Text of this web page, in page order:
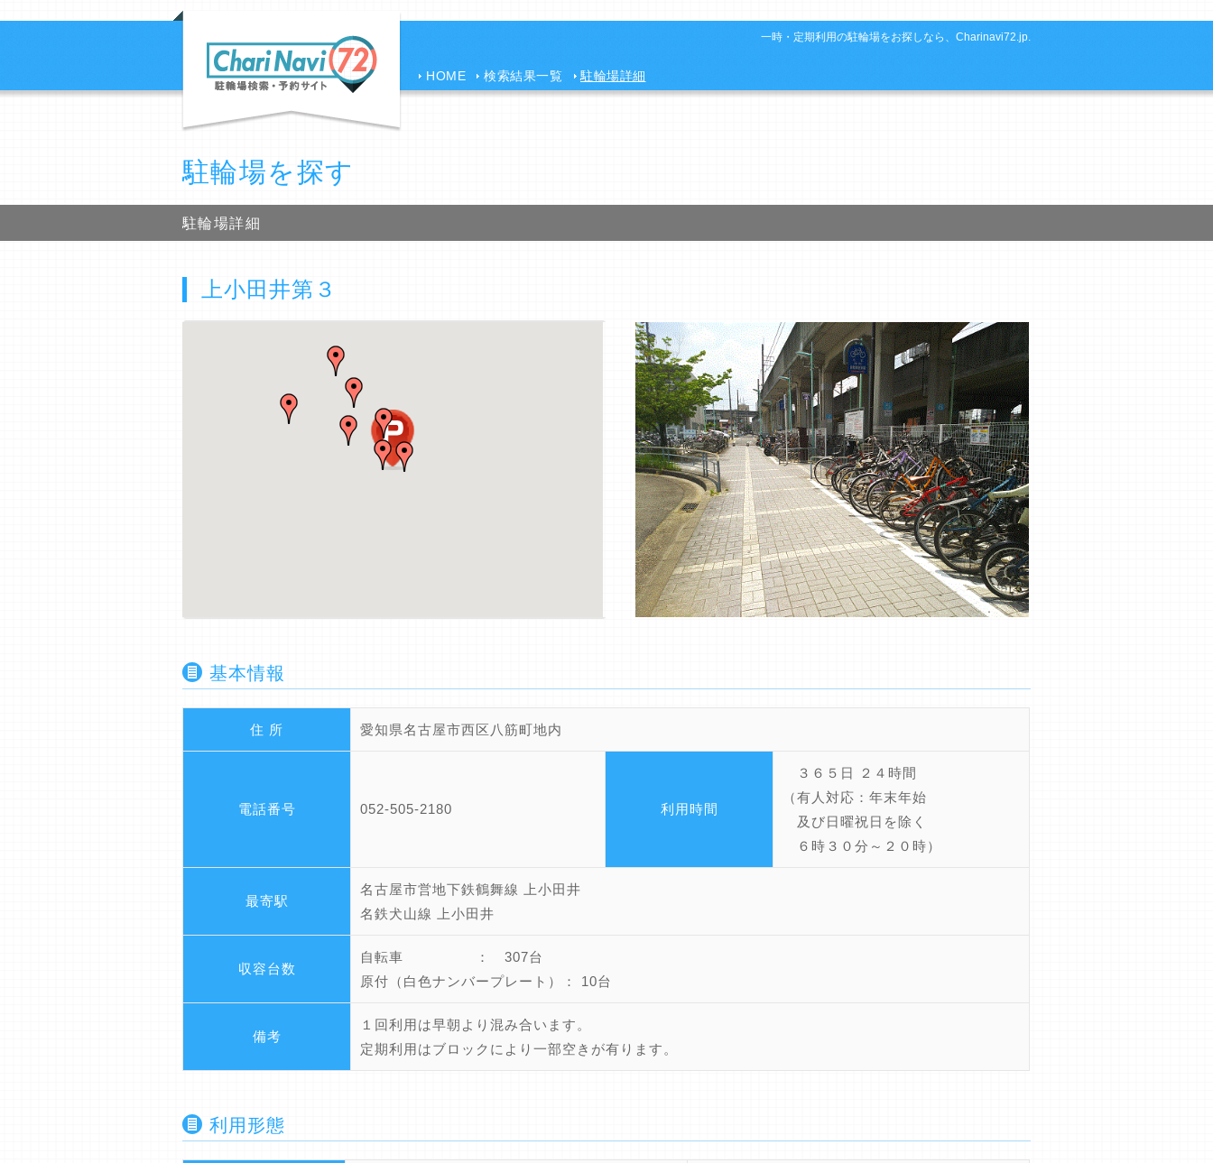
一時・定期利用の駐輪場をお探しなら、Charinavi72.jp.
HOME 検索結果一覧 駐輪場詳細
駐輪場を探す
駐輪場詳細
上小田井第３
基本情報
住 所 愛知県名古屋市西区八筋町地内
電話番号 052-505-2180 利用時間
３６５日 ２４時間
（有人対応：年末年始
及び日曜祝日を除く
６時３０分～２０時）
最寄駅
名古屋市営地下鉄鶴舞線 上小田井
名鉄犬山線 上小田井
収容台数
自転車 ： 307台
原付（白色ナンバープレート）： 10台
備考
１回利用は早朝より混み合います。
定期利用はブロックにより一部空きが有ります。
利用形態